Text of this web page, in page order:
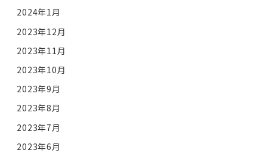
2024年1月
2023年12月
2023年11月
2023年10月
2023年9月
2023年8月
2023年7月
2023年6月